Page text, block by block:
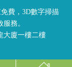
費，3D數字掃描
務。
大廈一樓二樓